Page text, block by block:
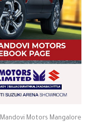
Mandovi Motors Mangalore